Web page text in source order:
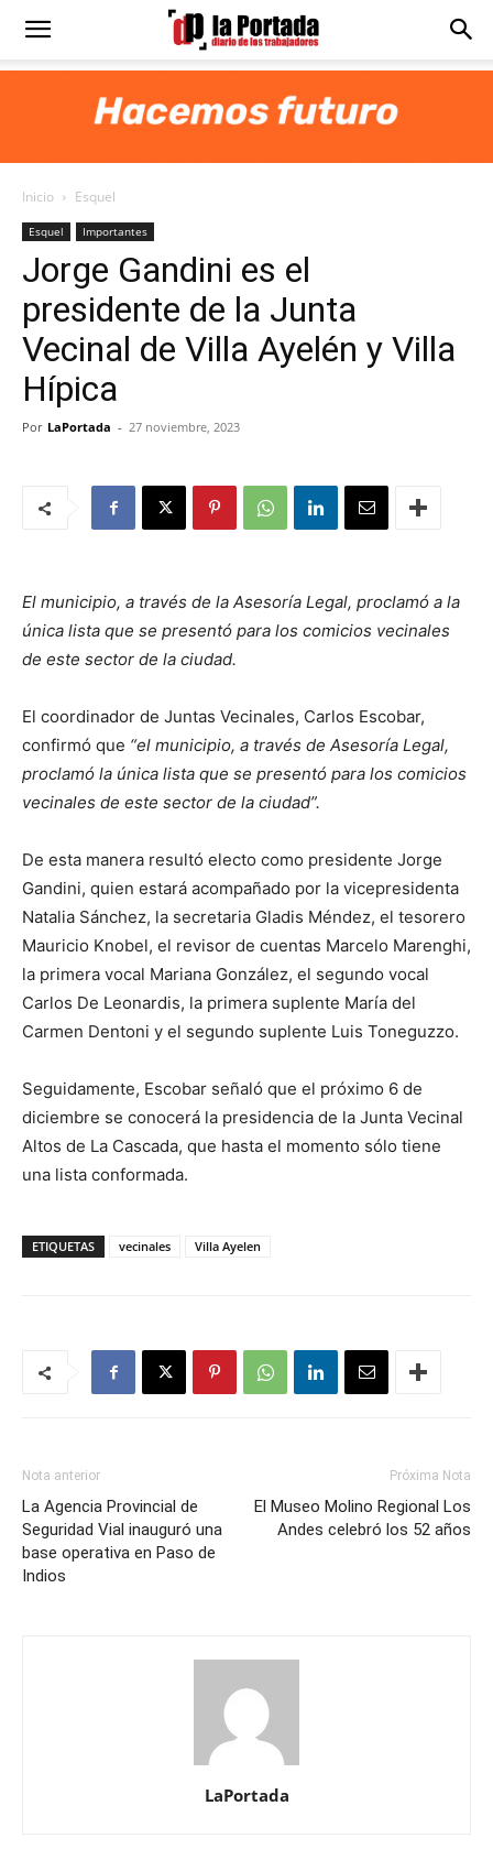
Diario
Portada
Inicio Esquel
Esquel Importantes
Jorge Gandini es el
presidente de la Junta
Vecinal de Villa Ayelén y Villa
Hípica
Por LaPortada - 27 noviembre, 2023
El municipio, a través de la Asesoría Legal, proclamó a la
única lista que se presentó para los comicios vecinales
de este sector de la ciudad.
El coordinador de Juntas Vecinales, Carlos Escobar,
confirmó que “el municipio, a través de Asesoría Legal,
proclamó la única lista que se presentó para los comicios
vecinales de este sector de la ciudad”.
De esta manera resultó electo como presidente Jorge
Gandini, quien estará acompañado por la vicepresidenta
Natalia Sánchez, la secretaria Gladis Méndez, el tesorero
Mauricio Knobel, el revisor de cuentas Marcelo Marenghi,
la primera vocal Mariana González, el segundo vocal
Carlos De Leonardis, la primera suplente María del
Carmen Dentoni y el segundo suplente Luis Toneguzzo.
Seguidamente, Escobar señaló que el próximo 6 de
diciembre se conocerá la presidencia de la Junta Vecinal
Altos de La Cascada, que hasta el momento sólo tiene
una lista conformada.
ETIQUETAS vecinales Villa Ayelen
Nota anterior
La Agencia Provincial de
Seguridad Vial inauguró una
base operativa en Paso de
Indios
Próxima Nota
El Museo Molino Regional Los
Andes celebró los 52 años
LaPortada